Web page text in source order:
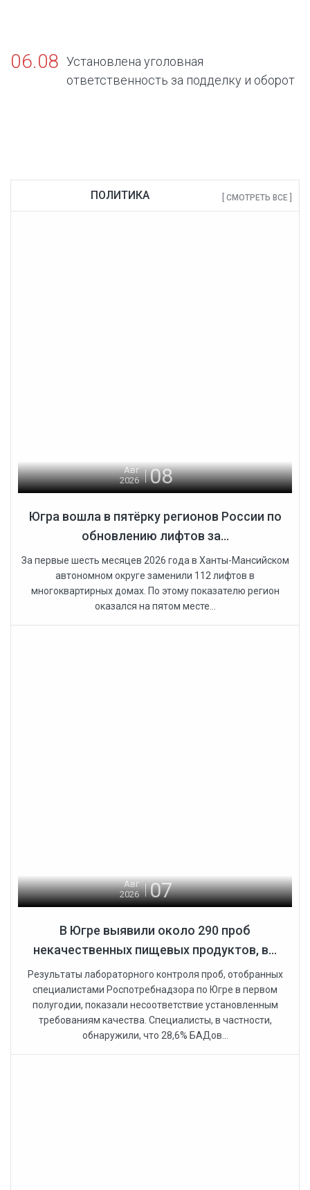
06.08 Установлена уголовная
ответственность за подделку и оборот
ПОЛИТИКА [ СМОТРЕТЬ ВСЕ ]
Авг
2026
08
Югра вошла в пятёрку регионов России по
обновлению лифтов за...
За первые шесть месяцев 2026 года в Ханты-Мансийском
автономном округе заменили 112 лифтов в
многоквартирных домах. По этому показателю регион
оказался на пятом месте...
Авг
2026
07
В Югре выявили около 290 проб
некачественных пищевых продуктов, в...
Результаты лабораторного контроля проб, отобранных
специалистами Роспотребнадзора по Югре в первом
полугодии, показали несоответствие установленным
требованиям качества. Специалисты, в частности,
обнаружили, что 28,6% БАДов...